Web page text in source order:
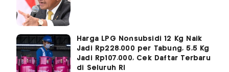
Harga LPG Nonsubsidi 12 Kg Naik
Jadi Rp228.000 per Tabung, 5,5 Kg
Jadi Rp107.000, Cek Daftar Terbaru
di Seluruh RI